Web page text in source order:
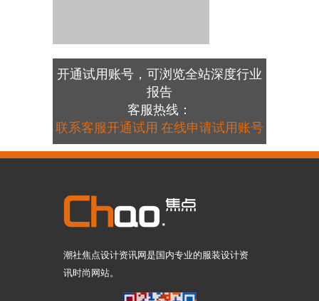
开通试用账号，可浏览全站深度行业
报告
客服热线：
联系客服开通试用 在线申请试用账号
潮社焦点设计资讯网是国内专业的服装设计资
讯时尚网站。